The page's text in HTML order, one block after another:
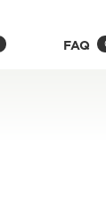
FAQ